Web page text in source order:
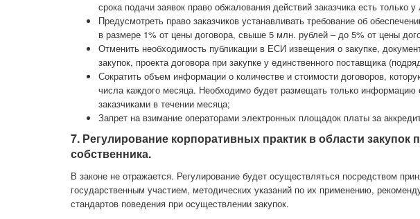
срока подачи заявок право обжалования действий заказчика есть только
Предусмотреть право заказчиков устанавливать требование об
в размере 1% от цены договора, свыше 5 млн. рублей – до 5% от цены
Отменить необходимость публикации в ЕСИ извещения о закупке,
закупок, проекта договора при закупке у единственного поставщика
Сократить объем информации о количестве и стоимости договоров,
числа каждого месяца. Необходимо будет размещать только
заказчиками в течении месяца;
Запрет на взимание операторами электронных площадок платы за
7. Регулирование корпоративных практик в области
собственника.
В законе не отражается. Регулирование будет осуществляться посредством
государственным участием, методических указаний по их применению,
стандартов поведения при осуществлении закупок.